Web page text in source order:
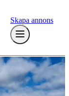
Skapa annons